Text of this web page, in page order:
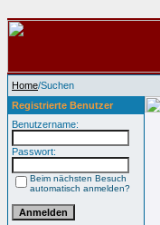
Home/Suchen
Registrierte Benutzer
Benutzername:
Passwort:
Beim nächsten Besuch
automatisch anmelden?